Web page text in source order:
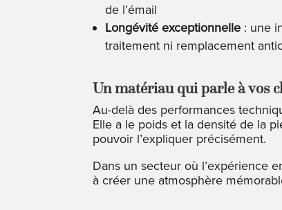
de l’émail
Longévité exceptionnelle : une
traitement ni remplacement
Un matériau qui parle à vos
Au-delà des performances
Elle a le poids et la densité de la
pouvoir l’expliquer précisément.
Dans un secteur où l’expérience
à créer une atmosphère